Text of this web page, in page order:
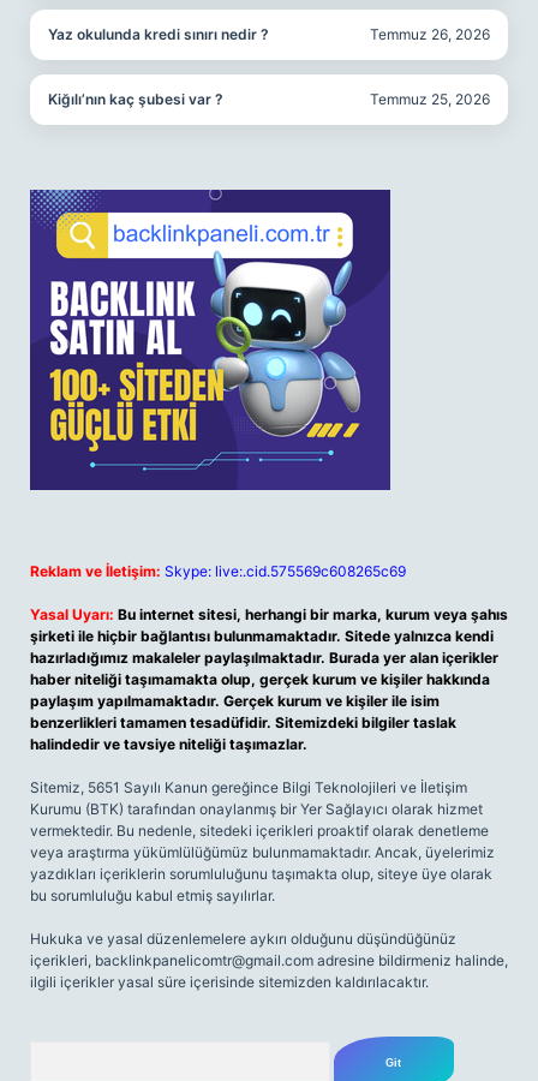
Yaz okulunda kredi sınırı nedir ? Temmuz 26, 2026
Kiğılı’nın kaç şubesi var ? Temmuz 25, 2026
Reklam ve İletişim: Skype: live:.cid.575569c608265c69
Yasal Uyarı: Bu internet sitesi, herhangi bir marka, kurum veya şahıs
şirketi ile hiçbir bağlantısı bulunmamaktadır. Sitede yalnızca kendi
hazırladığımız makaleler paylaşılmaktadır. Burada yer alan içerikler
haber niteliği taşımamakta olup, gerçek kurum ve kişiler hakkında
paylaşım yapılmamaktadır. Gerçek kurum ve kişiler ile isim
benzerlikleri tamamen tesadüfidir. Sitemizdeki bilgiler taslak
halindedir ve tavsiye niteliği taşımazlar.
Sitemiz, 5651 Sayılı Kanun gereğince Bilgi Teknolojileri ve İletişim
Kurumu (BTK) tarafından onaylanmış bir Yer Sağlayıcı olarak hizmet
vermektedir. Bu nedenle, sitedeki içerikleri proaktif olarak denetleme
veya araştırma yükümlülüğümüz bulunmamaktadır. Ancak, üyelerimiz
yazdıkları içeriklerin sorumluluğunu taşımakta olup, siteye üye olarak
bu sorumluluğu kabul etmiş sayılırlar.
Hukuka ve yasal düzenlemelere aykırı olduğunu düşündüğünüz
içerikleri, backlinkpanelicomtr@gmail.com adresine bildirmeniz halinde,
ilgili içerikler yasal süre içerisinde sitemizden kaldırılacaktır.